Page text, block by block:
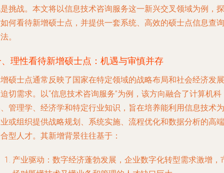
挑战。本文将以信息技术咨询服务这一新兴交叉领域为例，探
何看待新增硕士点，并提供一套系统、高效的硕士点信息查询
。
理性看待新增硕士点：机遇与审慎并存
硕士点通常反映了国家在特定领域的战略布局和社会经济发展
切需求。以“信息技术咨询服务”为例，该方向融合了计算机科
管理学、经济学和特定行业知识，旨在培养能利用信息技术为
或组织提供战略规划、系统实施、流程优化和数据分析的高端
型人才。其新增背景往往基于：
产业驱动 ：数字经济蓬勃发展，企业数字化转型需求激增，